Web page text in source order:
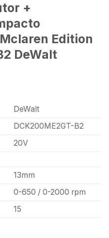
+
Edition
DeWalt
DeWalt
DCK200ME2GT-B2
20V
13mm
0-650 / 0-2000 rpm
15